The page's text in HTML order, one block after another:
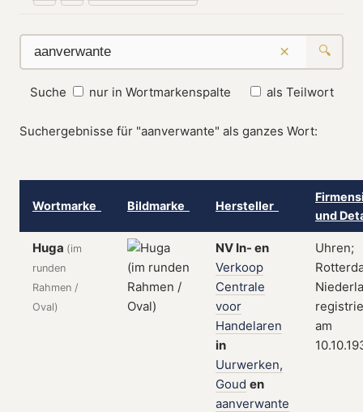
× 🔍
Suche nur in Wortmarkenspalte als Teilwort
Suchergebnisse für "aanverwante" als ganzes Wort:
Wortmarke Bildmarke Hersteller
und
Huga (im
runden
Rahmen /
Oval)
NV In- en
Verkoop
Centrale
voor
Handelaren
in
Uurwerken,
Goud en
aanverwante
Uhren;
am